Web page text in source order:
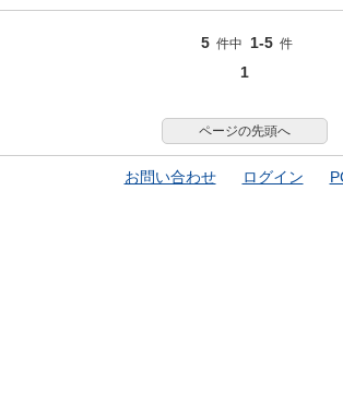
5 件中 1-5 件
1
ページの先頭へ
お問い合わせ ログイン